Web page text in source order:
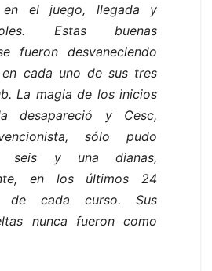
en el juego, llegada y
Estas buenas
fueron desvaneciendo
cada uno de sus tres
La magia de los inicios
desapareció y Cesc,
sólo pudo
seis y una dianas,
en los últimos 24
de cada curso. Sus
nunca fueron como